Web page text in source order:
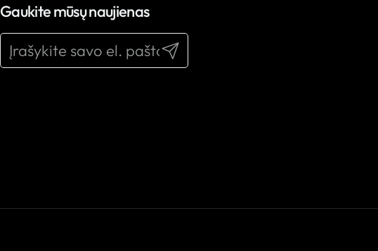
Gaukite mūsų naujienas
Pateikti